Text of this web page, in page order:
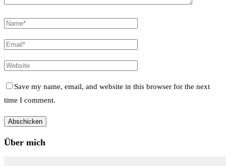
Save my name, email, and website in this browser for the next
time I comment.
Über mich